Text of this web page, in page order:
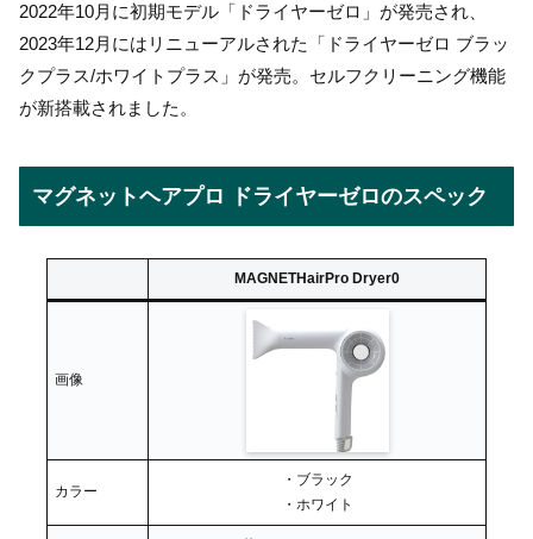
2022年10月に初期モデル「ドライヤーゼロ」が発売され、
2023年12月にはリニューアルされた「ドライヤーゼロ ブラッ
クプラス/ホワイトプラス」が発売。セルフクリーニング機能
が新搭載されました。
マグネットヘアプロ ドライヤーゼロのスペック
MAGNETHairPro Dryer0
画像
カラー
・ブラック
・ホワイト